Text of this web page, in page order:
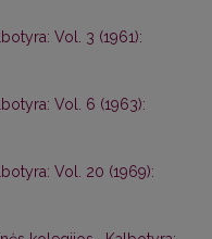
Vol. 3 (1961):
Vol. 6 (1963):
Vol. 20 (1969):